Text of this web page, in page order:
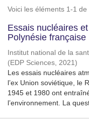
Voici les éléments 1-1 de
Essais nucléaires
Polynésie française
Institut national de la
(EDP Sciences, 2021)
Les essais nucléaires
l’ex Union soviétique, le
1945 et 1980 ont
l’environnement. La